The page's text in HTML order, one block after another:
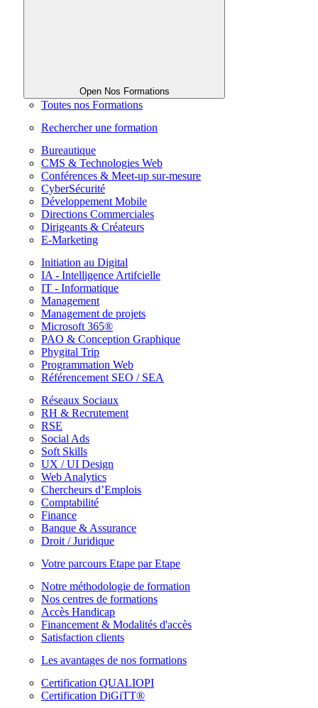
Open Nos Formations
Toutes nos Formations
Rechercher une formation
Bureautique
CMS & Technologies Web
Conférences & Meet-up sur-mesure
CyberSécurité
Développement Mobile
Directions Commerciales
Dirigeants & Créateurs
E-Marketing
Initiation au Digital
IA - Intelligence Artifcielle
IT - Informatique
Management
Management de projets
Microsoft 365®
PAO & Conception Graphique
Phygital Trip
Programmation Web
Référencement SEO / SEA
Réseaux Sociaux
RH & Recrutement
RSE
Social Ads
Soft Skills
UX / UI Design
Web Analytics
Chercheurs d’Emplois
Comptabilité
Finance
Banque & Assurance
Droit / Juridique
Votre parcours Etape par Etape
Notre méthodologie de formation
Nos centres de formations
Accès Handicap
Financement & Modalités d'accès
Satisfaction clients
Les avantages de nos formations
Certification QUALIOPI
Certification DiGiTT®